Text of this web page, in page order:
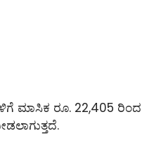
ಮಾಸಿಕ ರೂ. 22,405 ರಿಂದ